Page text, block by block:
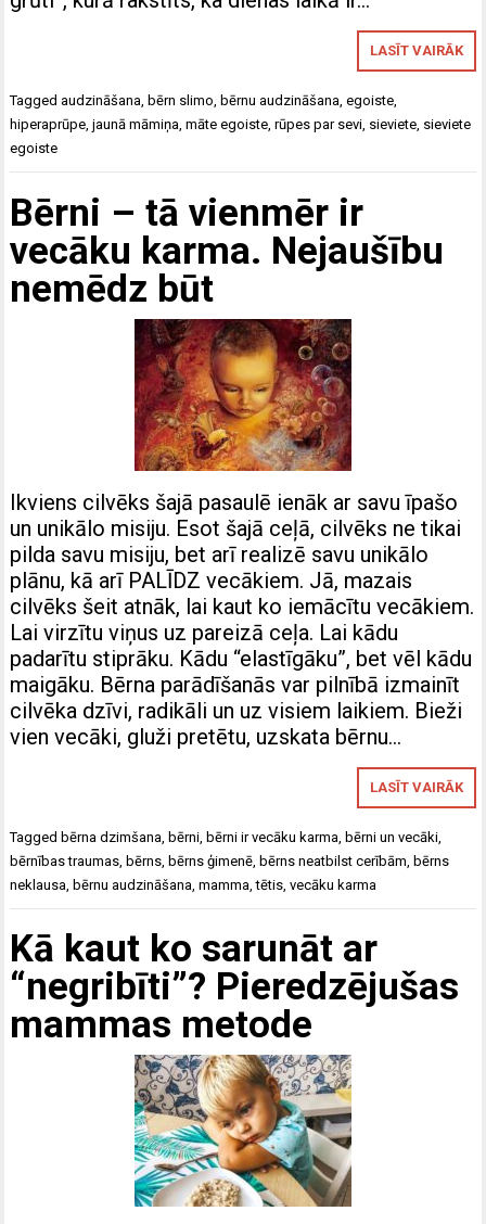
LASĪT VAIRĀK
Taggedaudzināšana, bērn slimo, bērnu audzināšana,egoiste,
hiperaprūpe,jaunā māmiņa,māte egoiste,rūpes par sevi, sieviete, sieviete
egoiste
Bērni – tā vienmēr ir
vecāku karma. Nejaušību
nemēdz būt
Ikviens cilvēks šajā pasaulē ienāk ar savu īpašo
un unikālo misiju. Esot šajā ceļā, cilvēks ne tikai
pilda savu misiju, bet arī realizē savu unikālo
plānu, kā arī PALĪDZ vecākiem. Jā, mazais
cilvēks šeit atnāk, lai kaut ko iemācītu vecākiem.
Lai virzītu viņus uz pareizā ceļa. Lai kādu
padarītu stiprāku. Kādu “elastīgāku”, bet vēl kādu
maigāku. Bērna parādīšanās var pilnībā izmainīt
cilvēka dzīvi, radikāli un uz visiem laikiem. Bieži
vien vecāki, gluži pretētu, uzskata bērnu…
LASĪT VAIRĀK
Taggedbērna dzimšana ,bērni ,bērni ir vecāku karma ,bērni un vecāki
bērnības traumas ,bērns ,bērns ģimenē ,bērns neatbilst cerībām ,bērns
neklausa ,bērnu audzināšana ,mamma ,tētis ,vecāku karma
Kā kaut ko sarunāt ar
“negribīti”? Pieredzējušas
mammas metode